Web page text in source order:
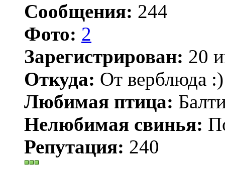
Сообщения: 244
Фото: 2
Зарегистрирован: 20
Откуда: От верблюда :)
Любимая птица:
Нелюбимая свинья:
Репутация: 240